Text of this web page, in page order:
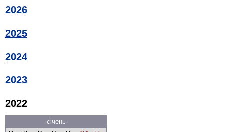
2026
2025
2024
2023
2022
січень